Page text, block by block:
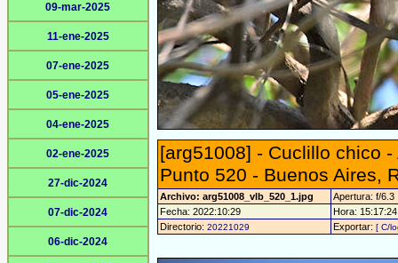
09-mar-2025
11-ene-2025
07-ene-2025
05-ene-2025
04-ene-2025
02-ene-2025
27-dic-2024
07-dic-2024
06-dic-2024
[arg51008] - Cuclillo chico
Punto 520 - Buenos Aires,
Archivo: arg51008_vlb_520_1.jpg
Apertura: f/6.3
Fecha: 2022:10:29
Hora:
Directorio: 20221029 Exportar: [ C/